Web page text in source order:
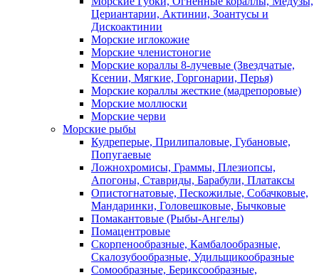
Цериантарии, Актинии, Зоантусы и
Дискоактинии
Морские иглокожие
Морские членистоногие
Морские кораллы 8-лучевые (Звездчатые,
Ксении, Мягкие, Горгонарии, Перья)
Морские кораллы жесткие (мадрепоровые)
Морские моллюски
Морские черви
Морские рыбы
Кудреперые, Прилипаловые, Губановые,
Попугаевые
Ложнохромисы, Граммы, Плезиопсы,
Апогоны, Ставриды, Барабули, Платаксы
Опистогнатовые, Пескожилые, Собачковые,
Мандаринки, Головешковые, Бычковые
Помакантовые (Рыбы-Ангелы)
Помацентровые
Скорпенообразные, Камбалообразные,
Скалозубообразные, Удильщикообразные
Сомообразные, Бериксообразные,